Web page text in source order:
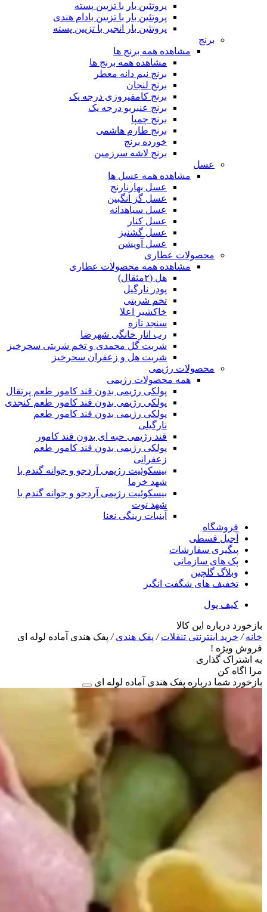
پروتئین بار با تزیین پسته
پروتئین بار با تزیین بادام هندی
پروتئین بار انجیر با تزیین پسته
برنج
مشاهده همه برنج ها
مشاهده همه برنج ها
برنج نیم دانه معطر
برنج لنجان
برنج کامفیروزی درجه یک
برنج عنبربو درجه یک
برنج چمپا
برنج طارم هاشمی
خورده برنج
برنج لاشه سرزمین
عسل
مشاهده همه عسل ها
عسل بهارنارنج
عسل گز انگبین
عسل سیاهدانه
عسل کنار
عسل گشنیز
عسل آویشن
محصولات عطاری
مشاهده همه محصولات عطاری
هل (۲مثقال)
پودر نارگیل
تخم شربتی
خاکشیر اعلا
سنجد تازه
رب انار خانگی شهرضا
شربت گل محمدی و تخم شربتی سحرخیز
شربت هل و زعفران سحرخیز
محصولات رژیمی
همه محصولات رژیمی
پولکی رژیمی بدون قند کامور طعم پرتقال
پولکی رژیمی بدون قند کامور طعم کنجدی
پولکی رژیمی بدون قند کامور طعم
نارگیلی
قند رژیمی حبه ای بدون قند کامور
پولکی رژیمی بدون قند کامور طعم
زعفرانی
بيسکوئيت رژیمی آردجو و جوانه گندم با
شهد خرما
بيسکوئيت رژیمی آردجو و جوانه گندم با
شهد توت
آبنبات رینگی نعنا
فروشگاه
آجیل قسطی
پیگیری سفارشات
پک های سازمانی
وبلاگ گلچین
تخفیف های شگفت انگیز
کیف پول
بازخورد درباره این کالا
خانه/ خرید اینترنتی تنقلات/ پفک هندی/ پفک هندی آماده لوله ای
فروش ویژه !
به اشتراک گذاری
مرا اگاه کن
بازخورد شما درباره پفک هندی آماده لوله ای